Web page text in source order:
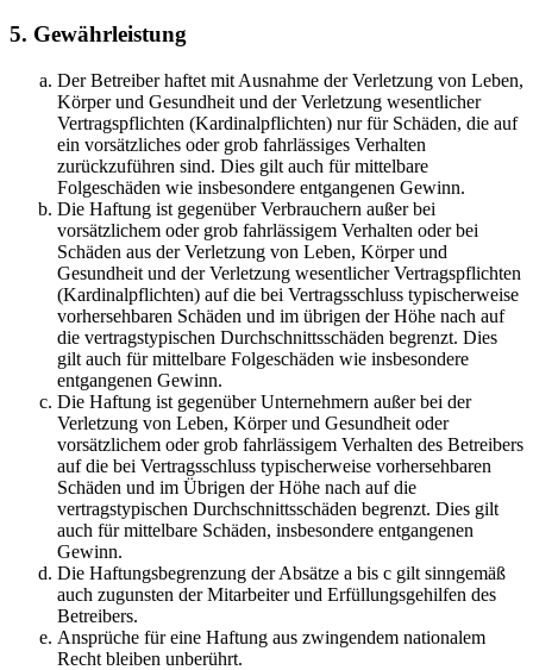
5. Gewährleistung
Der Betreiber haftet mit Ausnahme der Verletzung von Leben,
Körper und Gesundheit und der Verletzung wesentlicher
Vertragspflichten (Kardinalpflichten) nur für Schäden, die auf
ein vorsätzliches oder grob fahrlässiges Verhalten
zurückzuführen sind. Dies gilt auch für mittelbare
Folgeschäden wie insbesondere entgangenen Gewinn.
Die Haftung ist gegenüber Verbrauchern außer bei
vorsätzlichem oder grob fahrlässigem Verhalten oder bei
Schäden aus der Verletzung von Leben, Körper und
Gesundheit und der Verletzung wesentlicher Vertragspflichten
(Kardinalpflichten) auf die bei Vertragsschluss typischerweise
vorhersehbaren Schäden und im übrigen der Höhe nach auf
die vertragstypischen Durchschnittsschäden begrenzt. Dies
gilt auch für mittelbare Folgeschäden wie insbesondere
entgangenen Gewinn.
Die Haftung ist gegenüber Unternehmern außer bei der
Verletzung von Leben, Körper und Gesundheit oder
vorsätzlichem oder grob fahrlässigem Verhalten des Betreibers
auf die bei Vertragsschluss typischerweise vorhersehbaren
Schäden und im Übrigen der Höhe nach auf die
vertragstypischen Durchschnittsschäden begrenzt. Dies gilt
auch für mittelbare Schäden, insbesondere entgangenen
Gewinn.
Die Haftungsbegrenzung der Absätze a bis c gilt sinngemäß
auch zugunsten der Mitarbeiter und Erfüllungsgehilfen des
Betreibers.
Ansprüche für eine Haftung aus zwingendem nationalem
Recht bleiben unberührt.